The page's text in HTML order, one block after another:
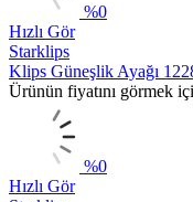
%0
Hızlı Gör
Starklips
Klips Güneşlik Ayağı
Ürünün fiyatını görmek
%0
Hızlı Gör